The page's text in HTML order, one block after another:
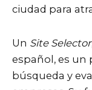
ciudad para
Un Site Selector
español, es un
búsqueda y